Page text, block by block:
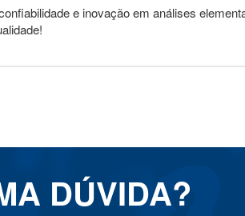
e inovação em análises
DÚVIDA?